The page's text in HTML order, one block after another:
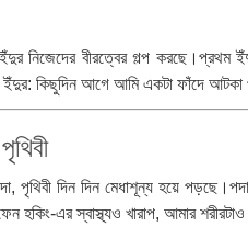
ইঁদুর নিজেদের বীরত্বের গল্প
ইঁদুর: কিছুদিন আগে আমি একটা ফাঁদে আটকা
পৃথিবী দিন দিন মেধাশূন্য হয়ে
হকিং-এর স্বাস্থ্যও খারাপ, আমার